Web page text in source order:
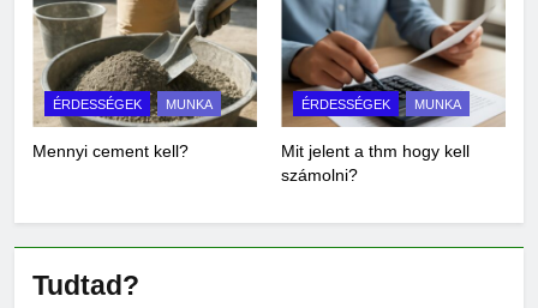
ÉRDESSÉGEK MUNKA
Mennyi cement kell?
ÉRDESSÉGEK MUNKA
Mit jelent a thm hogy kell
számolni?
Tudtad?